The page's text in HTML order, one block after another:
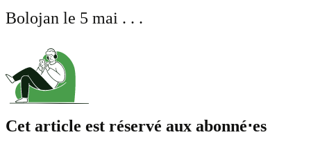
Bolojan le 5 mai . . .
Cet article est réservé aux abonné⋅es